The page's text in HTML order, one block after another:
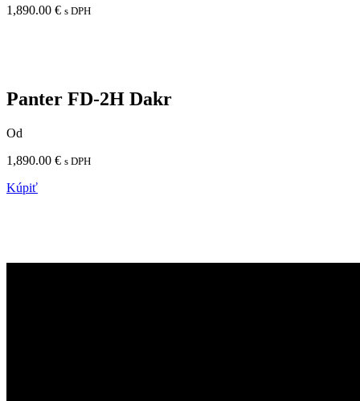
1,890.00 € s DPH
Panter FD-2H Dakr
Od
1,890.00 € s DPH
Kúpiť